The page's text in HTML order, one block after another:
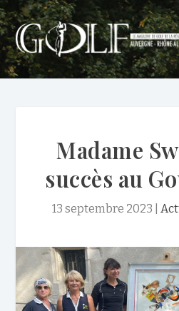
Madame
succès au
13 septembre 2023